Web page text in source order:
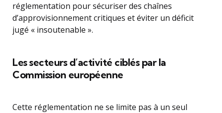
réglementation pour sécuriser des chaînes
d’approvisionnement critiques et éviter un déficit
jugé « insoutenable ».
Les secteurs d’activité ciblés par la
Commission européenne
Cette réglementation ne se limite pas à un seul